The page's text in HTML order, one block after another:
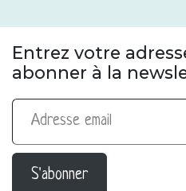
Entrez votre
abonner à la
Adresse email
S'abonner